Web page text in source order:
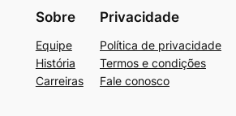
Sobre
Equipe
História
Carreiras
Privacidade
Política de privacidade
Termos e condições
Fale conosco